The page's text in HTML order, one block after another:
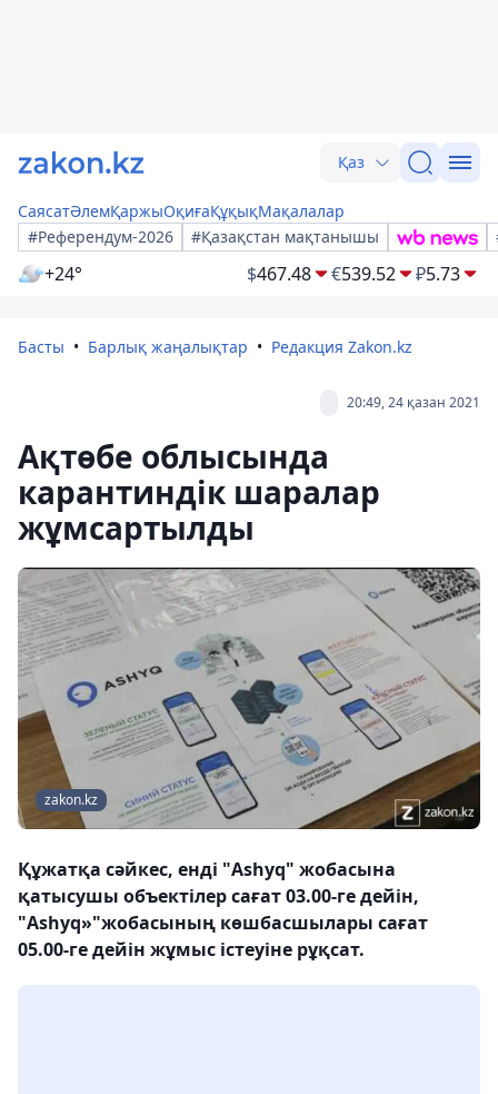
Қаз
СаясатӘлемҚаржыОқиғаҚұқықМақалалар
#Референдум-2026
#Қазақстан мақтанышы
+24° $467.48 €539.52 ₽5.73
Басты Барлық жаңалықтар Редакция Zakon.kz
20:49, 24 қазан 2021
Ақтөбе облысында
карантиндік шаралар
жұмсартылды
zakon.kz
Құжатқа сәйкес, енді "Ashyq" жобасына
қатысушы объектілер сағат 03.00-ге дейін,
"Ashyq»"жобасының көшбасшылары сағат
05.00-ге дейін жұмыс істеуіне рұқсат.